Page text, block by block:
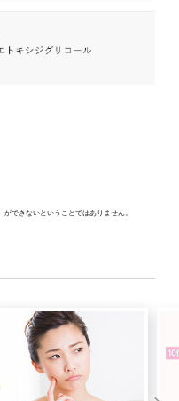
できないということではありません。